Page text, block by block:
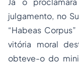
julgamento, no
“Habeas Corpus”
vitória moral
obteve-o do